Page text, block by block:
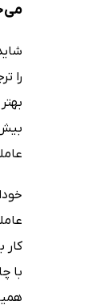
را
بیش
کار
با